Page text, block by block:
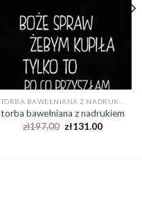
torba bawełniana z nadrukiem
zł197.00 zł131.00